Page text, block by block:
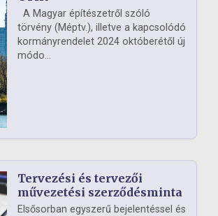
A Magyar építészetről szóló
törvény (Méptv.), illetve a kapcsolódó
kormányrendelet 2024 októberétől új
módo...
Tervezési és tervezői
művezetési szerződésminta
Elsősorban egyszerű bejelentéssel és